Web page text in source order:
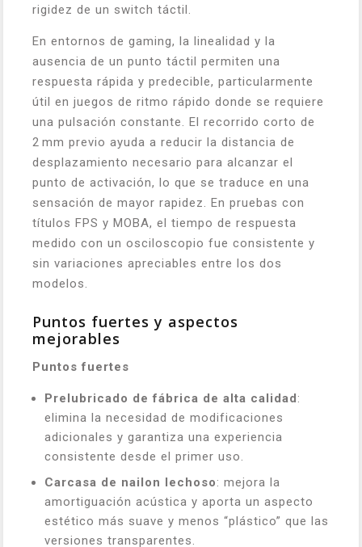
rigidez de un switch táctil.
En entornos de gaming, la linealidad y la
ausencia de un punto táctil permiten una
respuesta rápida y predecible, particularmente
útil en juegos de ritmo rápido donde se requiere
una pulsación constante. El recorrido corto de
2 mm previo ayuda a reducir la distancia de
desplazamiento necesario para alcanzar el
punto de activación, lo que se traduce en una
sensación de mayor rapidez. En pruebas con
títulos FPS y MOBA, el tiempo de respuesta
medido con un osciloscopio fue consistente y
sin variaciones apreciables entre los dos
modelos.
Puntos fuertes y aspectos
mejorables
Puntos fuertes
Prelubricado de fábrica de alta calidad:
elimina la necesidad de modificaciones
adicionales y garantiza una experiencia
consistente desde el primer uso.
Carcasa de nailon lechoso: mejora la
amortiguación acústica y aporta un aspecto
estético más suave y menos “plástico” que las
versiones transparentes.